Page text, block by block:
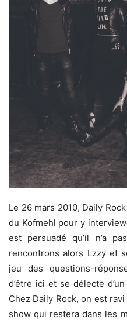
Le 26 mars 2010, Daily
du Kofmehl pour y
est persuadé qu’il n’a
rencontrons alors Lzzy et
jeu des questions-
d’être ici et se délecte
Chez Daily Rock, on est
show qui restera dans les